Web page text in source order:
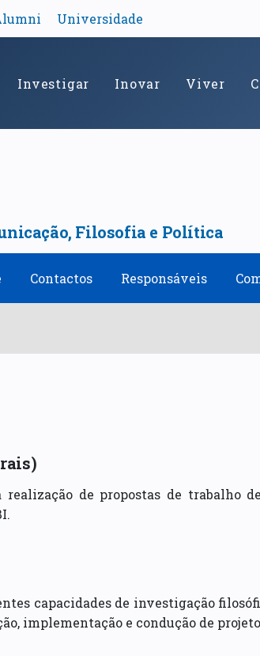
Universidade
Investigar Inovar Viver
Filosofia e Política
Contactos Responsáveis
de propostas de trabalho
capacidades de investigação
implementação e condução de